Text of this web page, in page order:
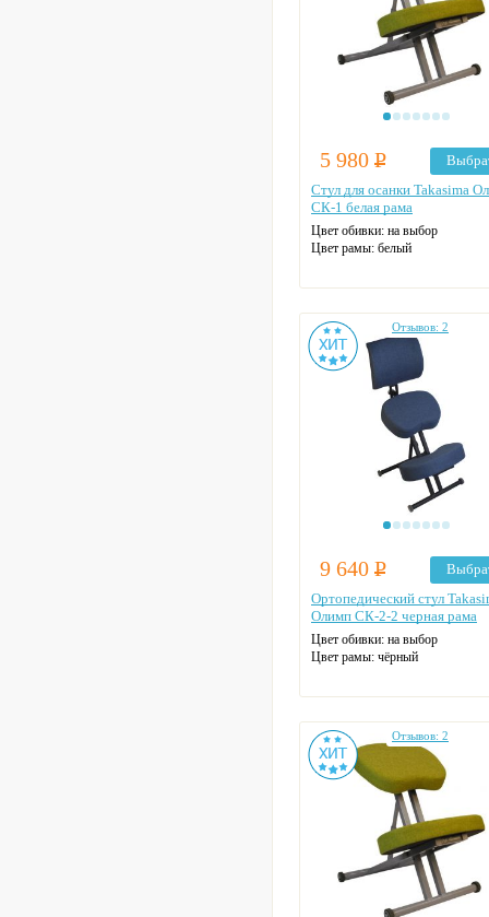
5 980 Р
Стул для осанки Takasima
СК-1 белая рама
Цвет обивки: на выбор
Цвет рамы: белый
Отзывов: 2
9 640 Р
Ортопедический стул
Олимп СК-2-2 черная рама
Цвет обивки: на выбор
Цвет рамы: чёрный
Отзывов: 2